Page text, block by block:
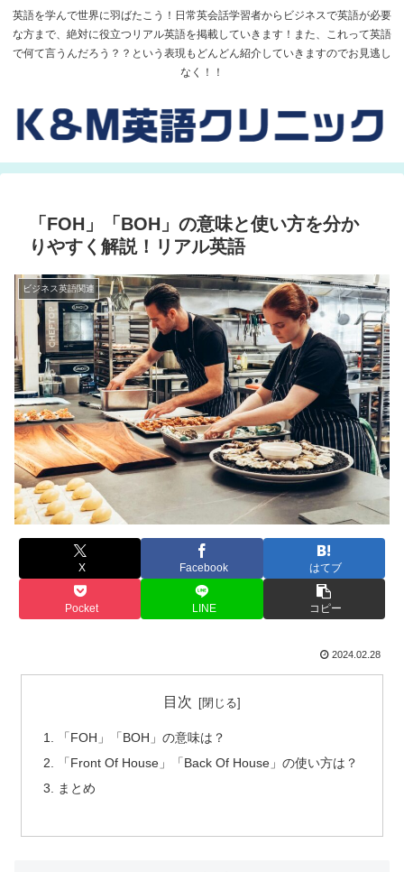
英語を学んで世界に羽ばたこう！日常英会話学習者からビジネスで英語が必要
な方まで、絶対に役立つリアル英語を掲載していきます！また、これって英語
で何て言うんだろう？？という表現もどんどん紹介していきますのでお見逃し
なく！！
「FOH」「BOH」の意味と使い方を分か
りやすく解説！リアル英語
ビジネス英語関連
X Facebook はてブ
Pocket LINE コピー
2024.02.28
目次
「FOH」「BOH」の意味は？
「Front Of House」「Back Of House」の使い方は？
まとめ